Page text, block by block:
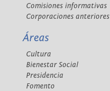
Comisiones informativas
Corporaciones anteriores
Áreas
Cultura
Bienestar Social
Presidencia
Fomento